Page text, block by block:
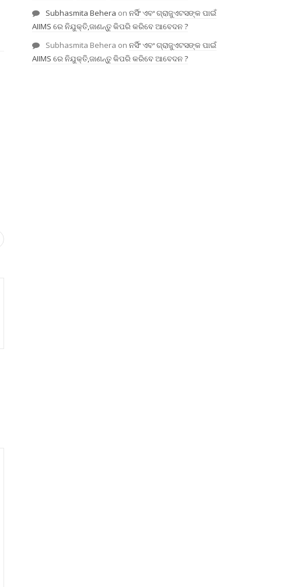
Subhasmita Behera on ନର୍ସିଂ ଏବଂ ଗ୍ରାଜୁଏଟସଙ୍କ ପାଇଁ
AIIMS ରେ ନିଯୁକ୍ତି,ଜାଣନ୍ତୁ କିପରି କରିବେ ଆବେଦନ ?
Subhasmita Behera on ନର୍ସିଂ ଏବଂ ଗ୍ରାଜୁଏଟସଙ୍କ ପାଇଁ
AIIMS ରେ ନିଯୁକ୍ତି,ଜାଣନ୍ତୁ କିପରି କରିବେ ଆବେଦନ ?